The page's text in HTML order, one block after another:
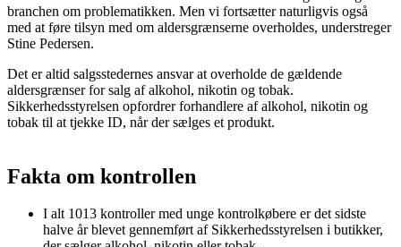
branchen om problematikken. Men vi fortsætter naturligvis også
med at føre tilsyn med om aldersgrænserne overholdes, understreger
Stine Pedersen.
Det er altid salgsstedernes ansvar at overholde de gældende
aldersgrænser for salg af alkohol, nikotin og tobak.
Sikkerhedsstyrelsen opfordrer forhandlere af alkohol, nikotin og
tobak til at tjekke ID, når der sælges et produkt.
Fakta om kontrollen
I alt 1013 kontroller med unge kontrolkøbere er det sidste
halve år blevet gennemført af Sikkerhedsstyrelsen i butikker,